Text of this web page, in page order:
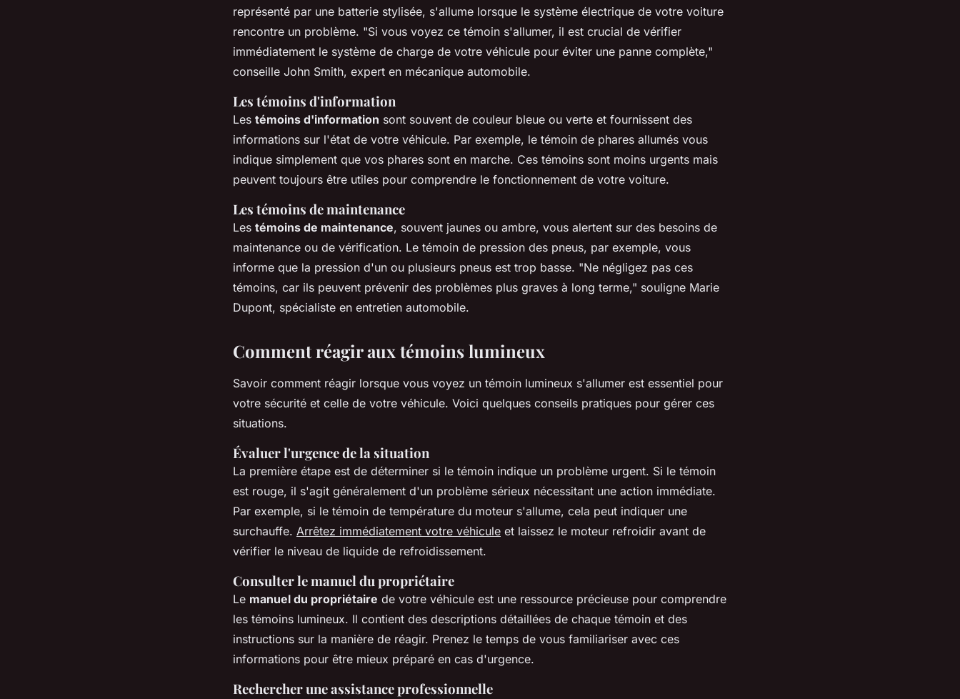
représenté par une batterie stylisée, s'allume lorsque le système électrique de votre voiture
rencontre un problème. "Si vous voyez ce témoin s'allumer, il est crucial de vérifier
immédiatement le système de charge de votre véhicule pour éviter une panne complète,"
conseille John Smith, expert en mécanique automobile.
Les témoins d'information
Les témoins d'information sont souvent de couleur bleue ou verte et fournissent des
informations sur l'état de votre véhicule. Par exemple, le témoin de phares allumés vous
indique simplement que vos phares sont en marche. Ces témoins sont moins urgents mais
peuvent toujours être utiles pour comprendre le fonctionnement de votre voiture.
Les témoins de maintenance
Les témoins de maintenance, souvent jaunes ou ambre, vous alertent sur des besoins de
maintenance ou de vérification. Le témoin de pression des pneus, par exemple, vous
informe que la pression d'un ou plusieurs pneus est trop basse. "Ne négligez pas ces
témoins, car ils peuvent prévenir des problèmes plus graves à long terme," souligne Marie
Dupont, spécialiste en entretien automobile.
Comment réagir aux témoins lumineux
Savoir comment réagir lorsque vous voyez un témoin lumineux s'allumer est essentiel pour
votre sécurité et celle de votre véhicule. Voici quelques conseils pratiques pour gérer ces
situations.
Évaluer l'urgence de la situation
La première étape est de déterminer si le témoin indique un problème urgent. Si le témoin
est rouge, il s'agit généralement d'un problème sérieux nécessitant une action immédiate.
Par exemple, si le témoin de température du moteur s'allume, cela peut indiquer une
surchauffe. Arrêtez immédiatement votre véhicule et laissez le moteur refroidir avant de
vérifier le niveau de liquide de refroidissement.
Consulter le manuel du propriétaire
Le manuel du propriétaire de votre véhicule est une ressource précieuse pour comprendre
les témoins lumineux. Il contient des descriptions détaillées de chaque témoin et des
instructions sur la manière de réagir. Prenez le temps de vous familiariser avec ces
informations pour être mieux préparé en cas d'urgence.
Rechercher une assistance professionnelle